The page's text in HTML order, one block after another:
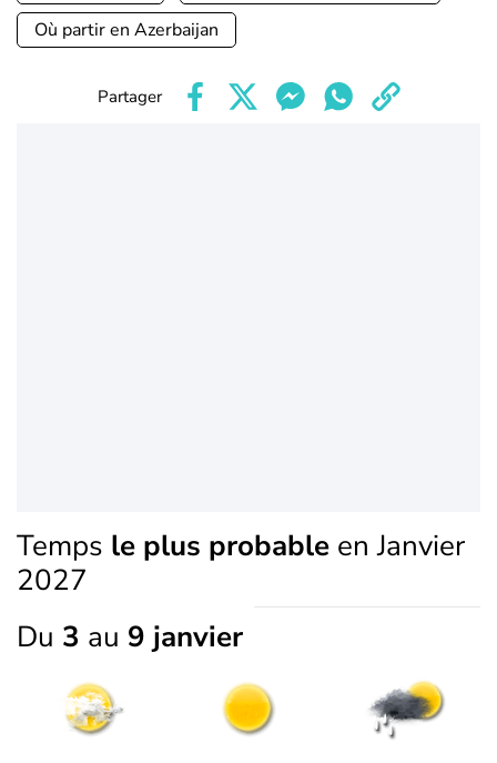
Où partir en Azerbaijan
Partager
Temps le plus probable en Janvier
2027
Du 3 au 9 janvier